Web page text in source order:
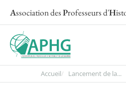
Association desProfesseurs d'H
Accueil Lancement de la...